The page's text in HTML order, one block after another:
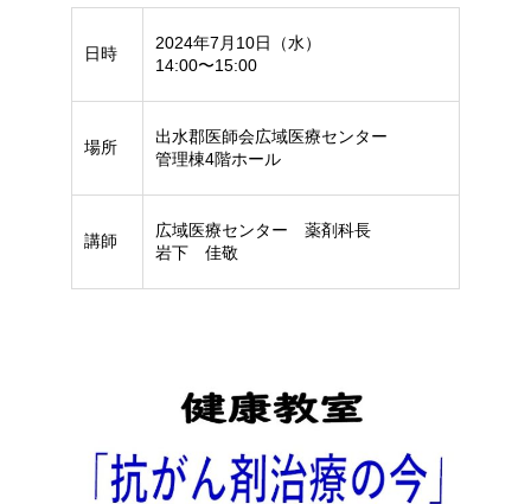
日時
2024年7月10日（水）
14:00〜15:00
場所
出水郡医師会広域医療センター
管理棟4階ホール
講師
広域医療センター 薬剤科長
岩下 佳敬